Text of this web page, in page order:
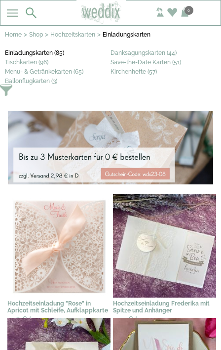
0
Home > Shop > Hochzeitskarten > Einladungskarten
Einladungskarten (85)
Danksagungskarten (44)
Tischkarten (96)
Save-the-Date Karten (51)
Menü- & Getränkekarten (65)
Kirchenhefte (57)
Ballonflugkarten (3)
Hochzeitseinladung "Rose" in
Apricot mit Schleife, Aufklappkarte
2,76 €*
Hochzeitseinladung Frederika mit
Spitze und Anhänger
2,39 €*